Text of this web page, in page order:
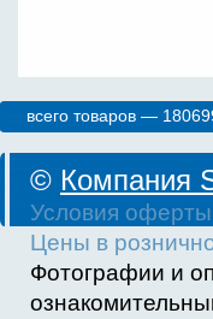
всего товаров —
© Компания
Условия
Цены в
Фотографии и